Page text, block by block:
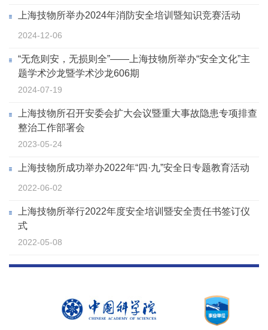
上海技物所举办2024年消防安全培训暨知识竞赛活动
2024-12-06
“无危则安，无损则全”——上海技物所举办“安全文化”主
题学术沙龙暨学术沙龙606期
2024-07-19
上海技物所召开安委会扩大会议暨重大事故隐患专项排查
整治工作部署会
2023-05-24
上海技物所成功举办2022年“四·九”安全日专题教育活动
2022-06-02
上海技物所举行2022年度安全培训暨安全责任书签订仪
式
2022-05-08